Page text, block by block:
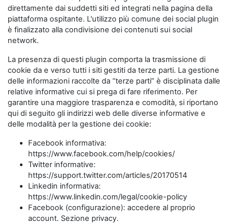
direttamente dai suddetti siti ed integrati nella pagina della
piattaforma ospitante. L'utilizzo più comune dei social plugin
è finalizzato alla condivisione dei contenuti sui social
network.
La presenza di questi plugin comporta la trasmissione di
cookie da e verso tutti i siti gestiti da terze parti. La gestione
delle informazioni raccolte da “terze parti” è disciplinata dalle
relative informative cui si prega di fare riferimento. Per
garantire una maggiore trasparenza e comodità, si riportano
qui di seguito gli indirizzi web delle diverse informative e
delle modalità per la gestione dei cookie:
Facebook informativa:
https://www.facebook.com/help/cookies/
Twitter informative:
https://support.twitter.com/articles/20170514
Linkedin informativa:
https://www.linkedin.com/legal/cookie-policy
Facebook (configurazione): accedere al proprio
account. Sezione privacy.